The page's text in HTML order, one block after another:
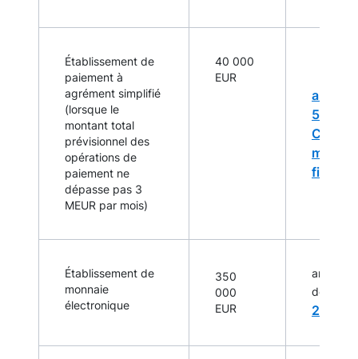
Établissement de
paiement à
agrément simplifié
(lorsque le
montant total
prévisionnel des
opérations de
paiement ne
dépasse pas 3
MEUR par mois)
40 000
EUR
article
522-1-
Code
Établissement de
monnaie
électronique
350
000
EUR
article 4
de
2 mai